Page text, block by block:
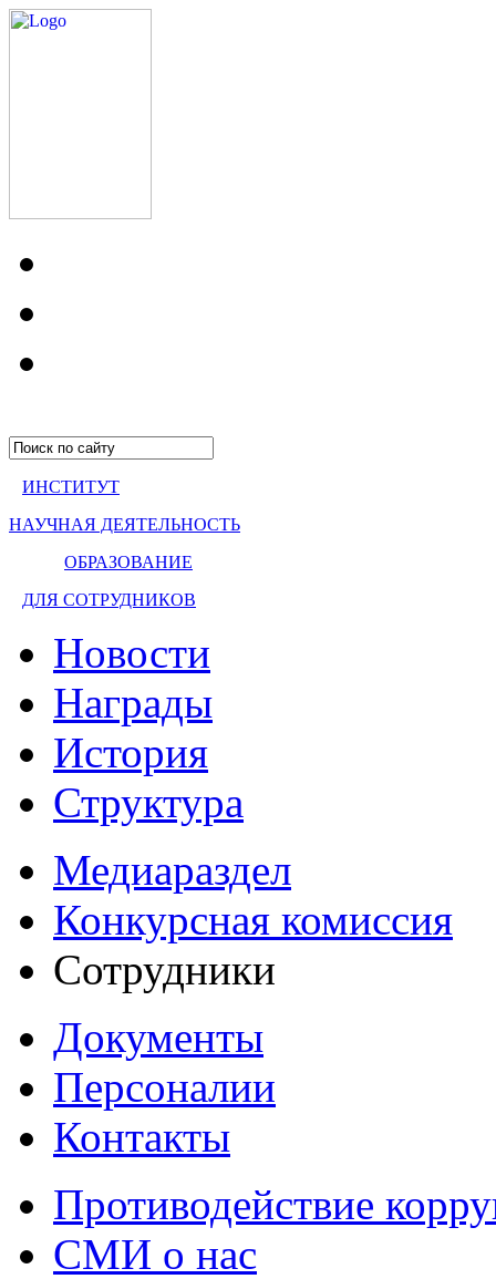
ИНСТИТУТ
НАУЧНАЯ ДЕЯТЕЛЬНОСТЬ
ОБРАЗОВАНИЕ
ДЛЯ СОТРУДНИКОВ
Новости
Награды
История
Структура
Медиараздел
Конкурсная комиссия
Сотрудники
Документы
Персоналии
Контакты
Противодействие
СМИ о нас